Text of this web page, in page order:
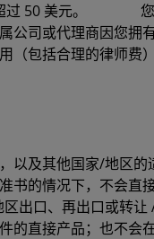
超过 50 美元。 您
公司或代理商因您拥
（包括合理的律师费
以及其他国家/地区
书的情况下，不会直
出口、再出口或转让
的直接产品；也不会